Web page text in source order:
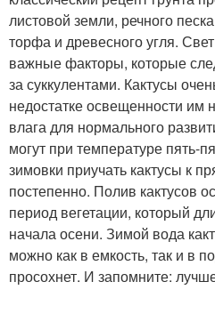
листовой земли, речного
торфа и древесного угля.
важные факторы, которые
за суккулентами. Кактусы
недостатке освещенности им
влага для нормального
могут при температуре пять-
зимовки приучать кактусы к
постепенно. Полив кактусов
период вегетации, который
начала осени. Зимой вода
можно как в емкость, так и в
просохнет. И запомните: